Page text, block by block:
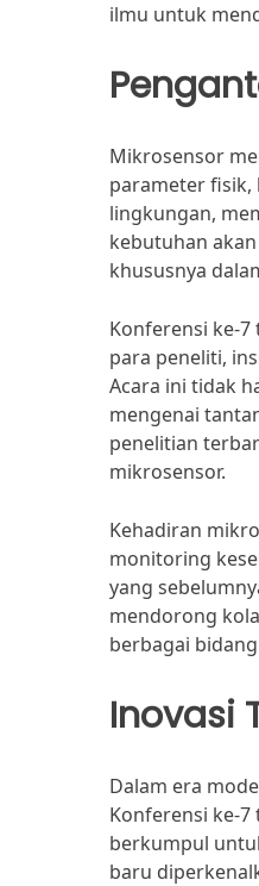
ilmu untuk
Mikrosensor
parameter fisik,
lingkungan,
kebutuhan
khususnya
Konferensi ke-
para peneliti,
Acara ini tidak
mengenai
penelitian
mikrosensor.
Kehadiran
monitoring
yang
mendorong
berbagai
Inovasi
Dalam era
Konferensi ke-
berkumpul
baru